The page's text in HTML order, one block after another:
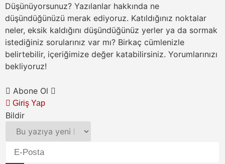
Düşünüyorsunuz? Yazılanlar hakkında ne
düşündüğünüzü merak ediyoruz. Katıldığınız noktalar
neler, eksik kaldığını düşündüğünüz yerler ya da sormak
istediğiniz sorularınız var mı? Birkaç cümlenizle
belirtebilir, içeriğimize değer katabilirsiniz. Yorumlarınızı
bekliyoruz!
Abone Ol
Giriş Yap
Bildir